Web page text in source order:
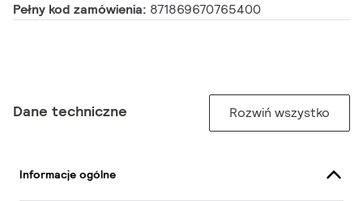
Pełny kod zamówienia: 871869670765400
Dane techniczne Rozwiń wszystko
Informacje ogólne